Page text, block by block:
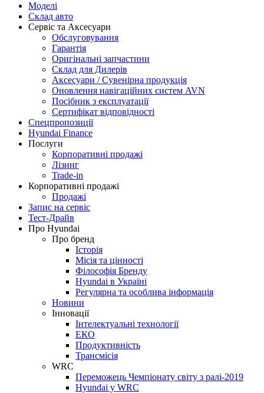
Моделі
Склад авто
Сервіс та Аксесуари
Обслуговування
Гарантія
Оригінальні запчастини
Склад для Дилерів
Аксесуари / Сувенірна продукція
Оновлення навігаційних систем AVN
Посібник з експлуатації
Сертифікат відповідності
Спецпропозиції
Hyundai Finance
Послуги
Корпоративні продажі
Лізинг
Trade-in
Корпоративні продажі
Продажі
Запис на сервіс
Тест-Драйв
Про Hyundai
Про бренд
Історія
Місія та цінності
Філософія Бренду
Hyundai в Україні
Регулярна та особлива інформація
Новини
Інновації
Інтелектуальні технології
ЕКО
Продуктивність
Трансмісія
WRC
Переможець Чемпіонату світу з ралі-2019
Hyundai у WRC